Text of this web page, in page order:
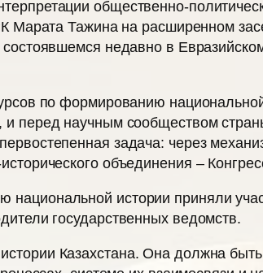
общественно-
Марата Тажина на расширенном
недавно в
по формированию
перед научным сообществом
задача: через
объединения –
истории приняли
государственных ведомств.
Казахстана. Она должна быть